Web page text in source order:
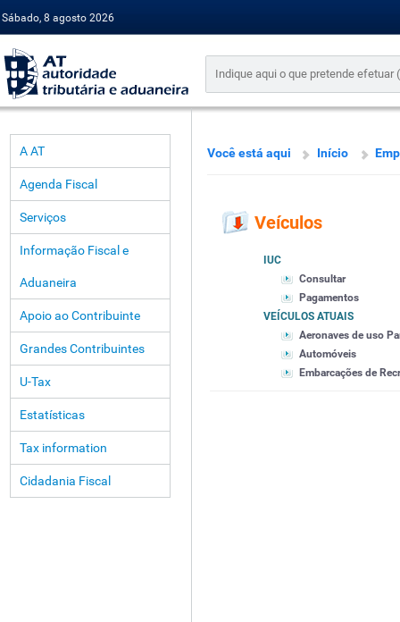
Sábado, 8 agosto 2026
A AT
Agenda Fiscal
Serviços
Informação Fiscal e
Aduaneira
Apoio ao Contribuinte
Grandes Contribuintes
U-Tax
Estatísticas
Tax information
Cidadania Fiscal
Você está aqui Início
Veículos
IUC
Consultar
Pagamentos
VEÍCULOS ATUAIS
Aeronaves de uso
Automóveis
Embarcações de